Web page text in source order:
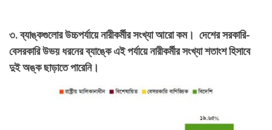
৩. ব্যাঙ্কগুলোর উচ্চপর্যায়ে নারীকর্মীর সংখ্যা আরো কম। দেশের সরকারি-
বেসরকারি উভয় ধরনের ব্যাঙ্কে এই পর্যায়ে নারীকর্মীর সংখ্যা শতাংশ হিসাবে
দুই অঙ্ক ছাড়াতে পারেনি।